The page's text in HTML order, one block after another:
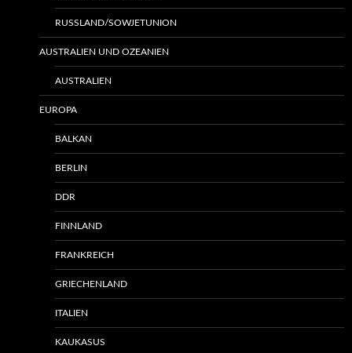
RUSSLAND/SOWJETUNION
AUSTRALIEN UND OZEANIEN
AUSTRALIEN
EUROPA
BALKAN
BERLIN
DDR
FINNLAND
FRANKREICH
GRIECHENLAND
ITALIEN
KAUKASUS